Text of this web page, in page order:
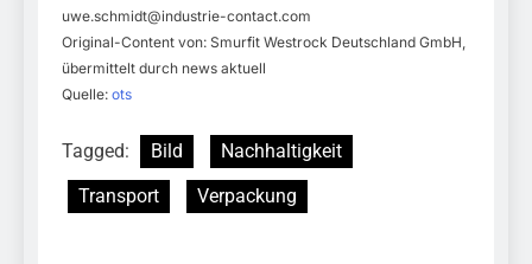
uwe.schmidt@industrie-contact.com
Original-Content von: Smurfit Westrock Deutschland GmbH,
übermittelt durch news aktuell
Quelle: ots
Tagged: Bild
Nachhaltigkeit
Transport
Verpackung